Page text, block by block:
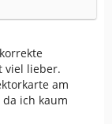
viel lieber.
am
ich kaum